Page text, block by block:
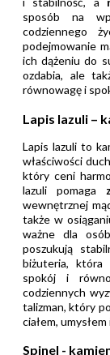
sposób na
codziennego
podejmowanie
ich dążeniu do
ozdabia, ale
równowagę i
Lapis lazuli –
Lapis lazuli to
właściwości
który ceni
lazuli pomaga
wewnętrznej
także w
ważne dla
poszukują
biżuteria, która
spokój i
codziennych
talizman, który
ciałem,
Spinel -